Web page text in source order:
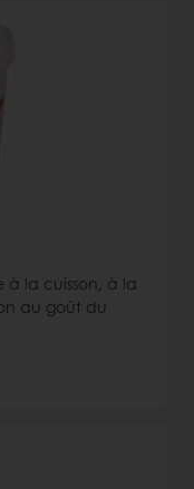
la cuisson, à la
au goût du